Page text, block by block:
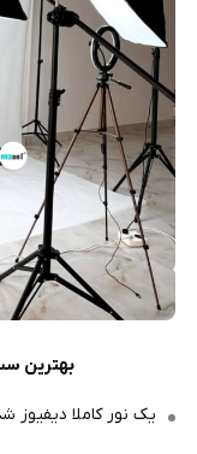
بهترین
یک نور کاملا دیفیوز